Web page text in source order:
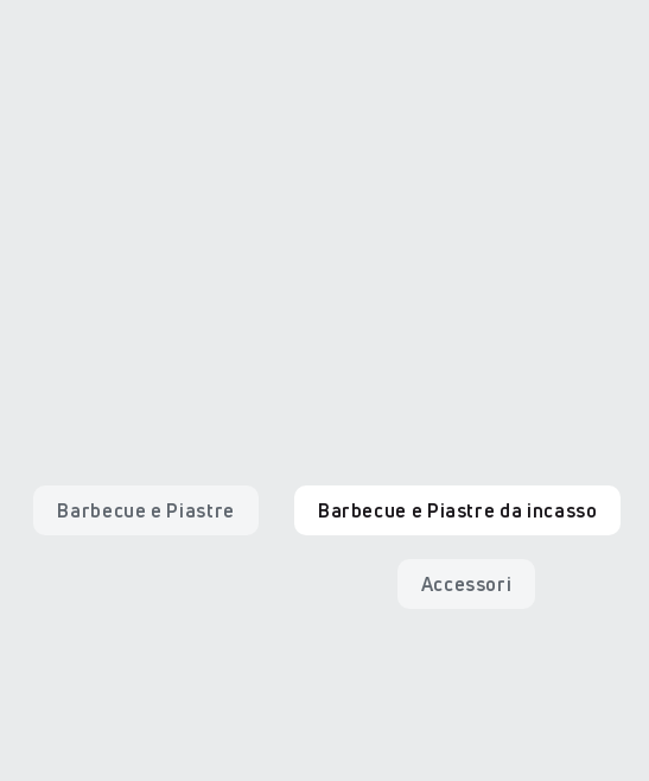
Barbecue e Piastre Barbecue e Piastre da incasso
Accessori